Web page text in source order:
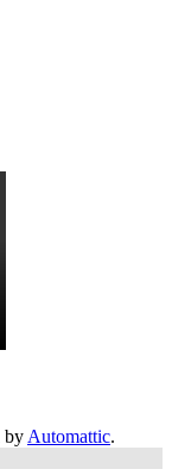
by Automattic.